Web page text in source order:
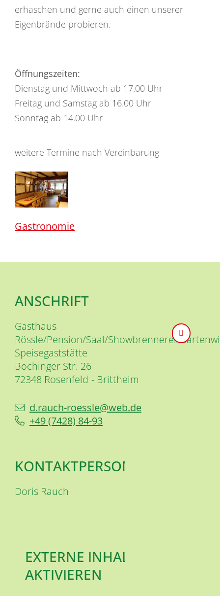
erhaschen und gerne auch einen unserer
Eigenbrände probieren.
Öffnungszeiten:
Dienstag und Mittwoch ab 17.00 Uhr
Freitag und Samstag ab 16.00 Uhr
Sonntag ab 14.00 Uhr
weitere Termine nach Vereinbarung
Gastronomie
ANSCHRIFT
Gasthaus
Rössle/Pension/Saal/Showbrennerei/
Speisegaststätte
Brittheim
Bochinger Str. 26
72348 Rosenfeld
d.rauch-roessle@web.de
+49 (7428) 84-93
KONTAKTPERSON
Doris Rauch
EXTERNE INHALTE
AKTIVIEREN